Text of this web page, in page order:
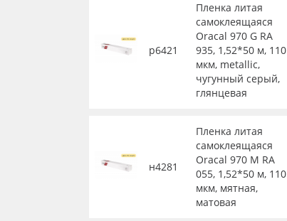
р6421
Пленка литая
самоклеящаяся
Oracal 970 G RA
935, 1,52*50 м, 110
мкм, metallic,
чугунный серый,
глянцевая
н4281
Пленка литая
самоклеящаяся
Oracal 970 M RA
055, 1,52*50 м, 110
мкм, мятная,
матовая